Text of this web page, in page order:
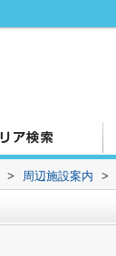
> 周辺施設案内 >